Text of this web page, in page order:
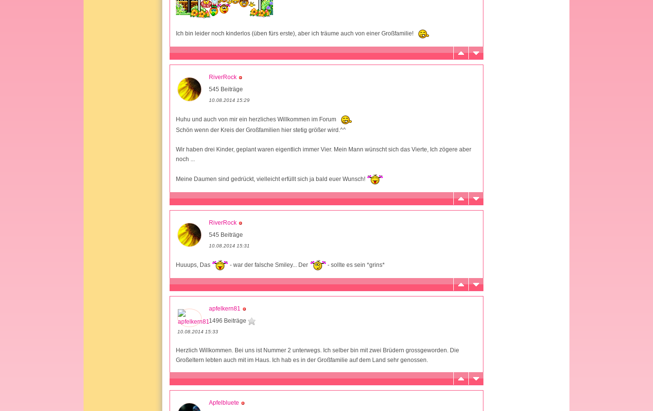
Ich bin leider noch kinderlos (üben fürs erste), aber ich träume auch von einer Großfamilie!
RiverRock
545 Beiträge
10.08.2014 15:29
Huhu und auch von mir ein herzliches Willkommen im Forum
Schön wenn der Kreis der Großfamilien hier stetig größer wird.^^
Wir haben drei Kinder, geplant waren eigentlich immer Vier. Mein Mann wünscht sich das Vierte, Ich zögere aber
noch ...
Meine Daumen sind gedrückt, vielleicht erfüllt sich ja bald euer Wunsch!
RiverRock
545 Beiträge
10.08.2014 15:31
Huuups, Das - war der falsche Smiley... Der - sollte es sein *grins*
apfelkern81
1496 Beiträge
10.08.2014 15:33
Herzlich Willkommen. Bei uns ist Nummer 2 unterwegs. Ich selber bin mit zwei Brüdern grossgeworden. Die
Großeltern lebten auch mit im Haus. Ich hab es in der Großfamilie auf dem Land sehr genossen.
Apfelbluete